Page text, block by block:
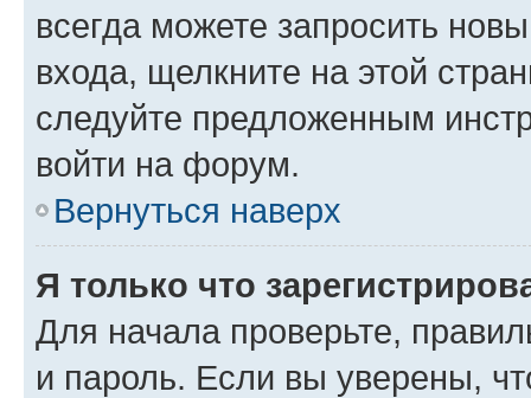
всегда можете запросить
входа, щелкните на этой
следуйте предложенным
войти на форум.
Вернуться наверх
Я только что
Для начала проверьте,
и пароль. Если вы уверены,